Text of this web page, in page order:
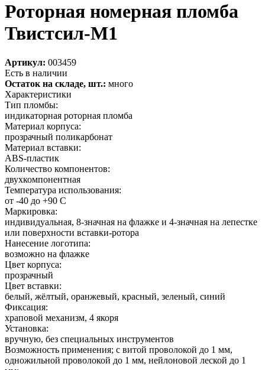
Роторная номерная пломба
Твистсил-М1
Артикул: 003459
Есть в наличии
Остаток на складе, шт.: много
Характеристики
Тип пломбы:
индикаторная роторная пломба
Материал корпуса:
прозрачный поликарбонат
Материал вставки:
ABS-пластик
Количество компонентов:
двухкомпонентная
Температура использования:
от -40 до +90 С
Маркировка:
индивидуальная, 8-значная на флажке и 4-значная на лепестке
или поверхности вставки-ротора
Нанесение логотипа:
возможно на флажке
Цвет корпуса:
прозрачный
Цвет вставки:
белый, жёлтый, оранжевый, красный, зеленый, синий
Фиксация:
храповой механизм, 4 якоря
Установка:
вручную, без специальных инструментов
Возможность применения; с витой проволокой до 1 мм,
одножильной проволокой до 1 мм, нейлоновой леской до 1